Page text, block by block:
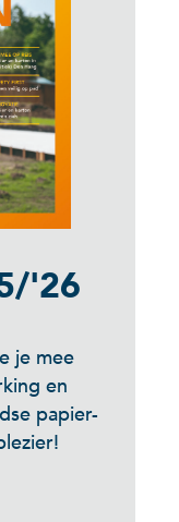
'26
je mee
en
papier-